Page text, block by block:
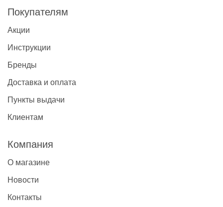
Покупателям
Акции
Инструкции
Бренды
Доставка и оплата
Пункты выдачи
Клиентам
Компания
О магазине
Новости
Контакты